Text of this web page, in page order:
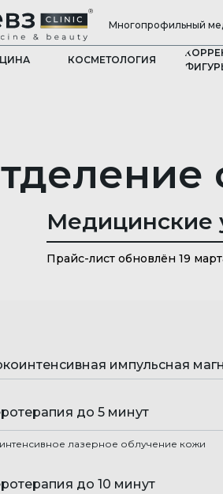
КОСМЕТОЛОГИЯ
Многопрофильный
Прайс-лист обновлён 19
Медицинские
импульсная
до 5 минут
лазерное облучение кожи
до 10 минут